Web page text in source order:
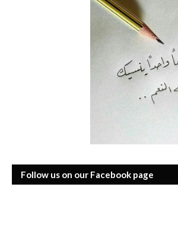
Follow us on our Facebook page